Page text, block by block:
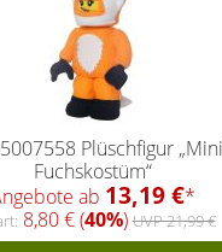
Plüschfigur
Fuchskostüm“
ab 13,19 €*
8,80 € (40%)UVP 21,99 €